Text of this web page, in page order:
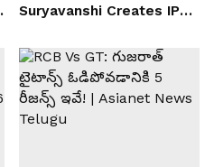
Suryavanshi Creates IPL
Telugu